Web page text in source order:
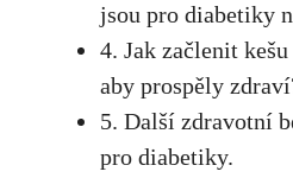
jsou pro‌ diabetiky
4. Jak začlenit
aby⁤ prospěly
5. Další zdravotní
pro‍ diabetiky.